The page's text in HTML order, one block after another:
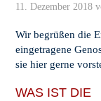
11. Dezember 2018
Wir begrüßen die
eingetragene
sie hier gerne
WAS IST DIE